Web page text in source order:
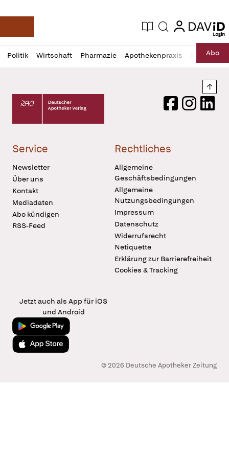
Deutsche Apotheker Zeitung
Aktuelle Ausgabe
Suche login
login
Politik Wirtschaft Pharmazie Apothekenpraxis RechtAbo
Profil
öffnen
Daz
Pur
Deutscher Apotheker Verlag Logo
FacebookInstagram
Service
Newsletter
Über uns
Kontakt
Mediadaten
Abo kündigen
RSS-Feed
Rechtliches
Allgemeine
Geschäftsbedingungen
Allgemeine
Nutzungsbedingungen
Impressum
Datenschutz
Widerrufsrecht
Netiquette
Erklärung zur Barrierefreiheit
Cookies & Tracking
Jetzt auch als App für iOS
und Android
Jetzt bei Google Play
Laden im App Store
© 2026 Deutsche Apotheker Zeitung